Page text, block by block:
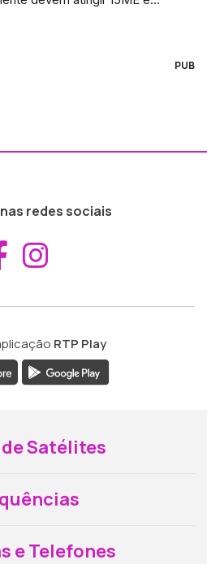
PUB
redes sociais
Aceder ao
RTP Play
de Satélites
e Telefones